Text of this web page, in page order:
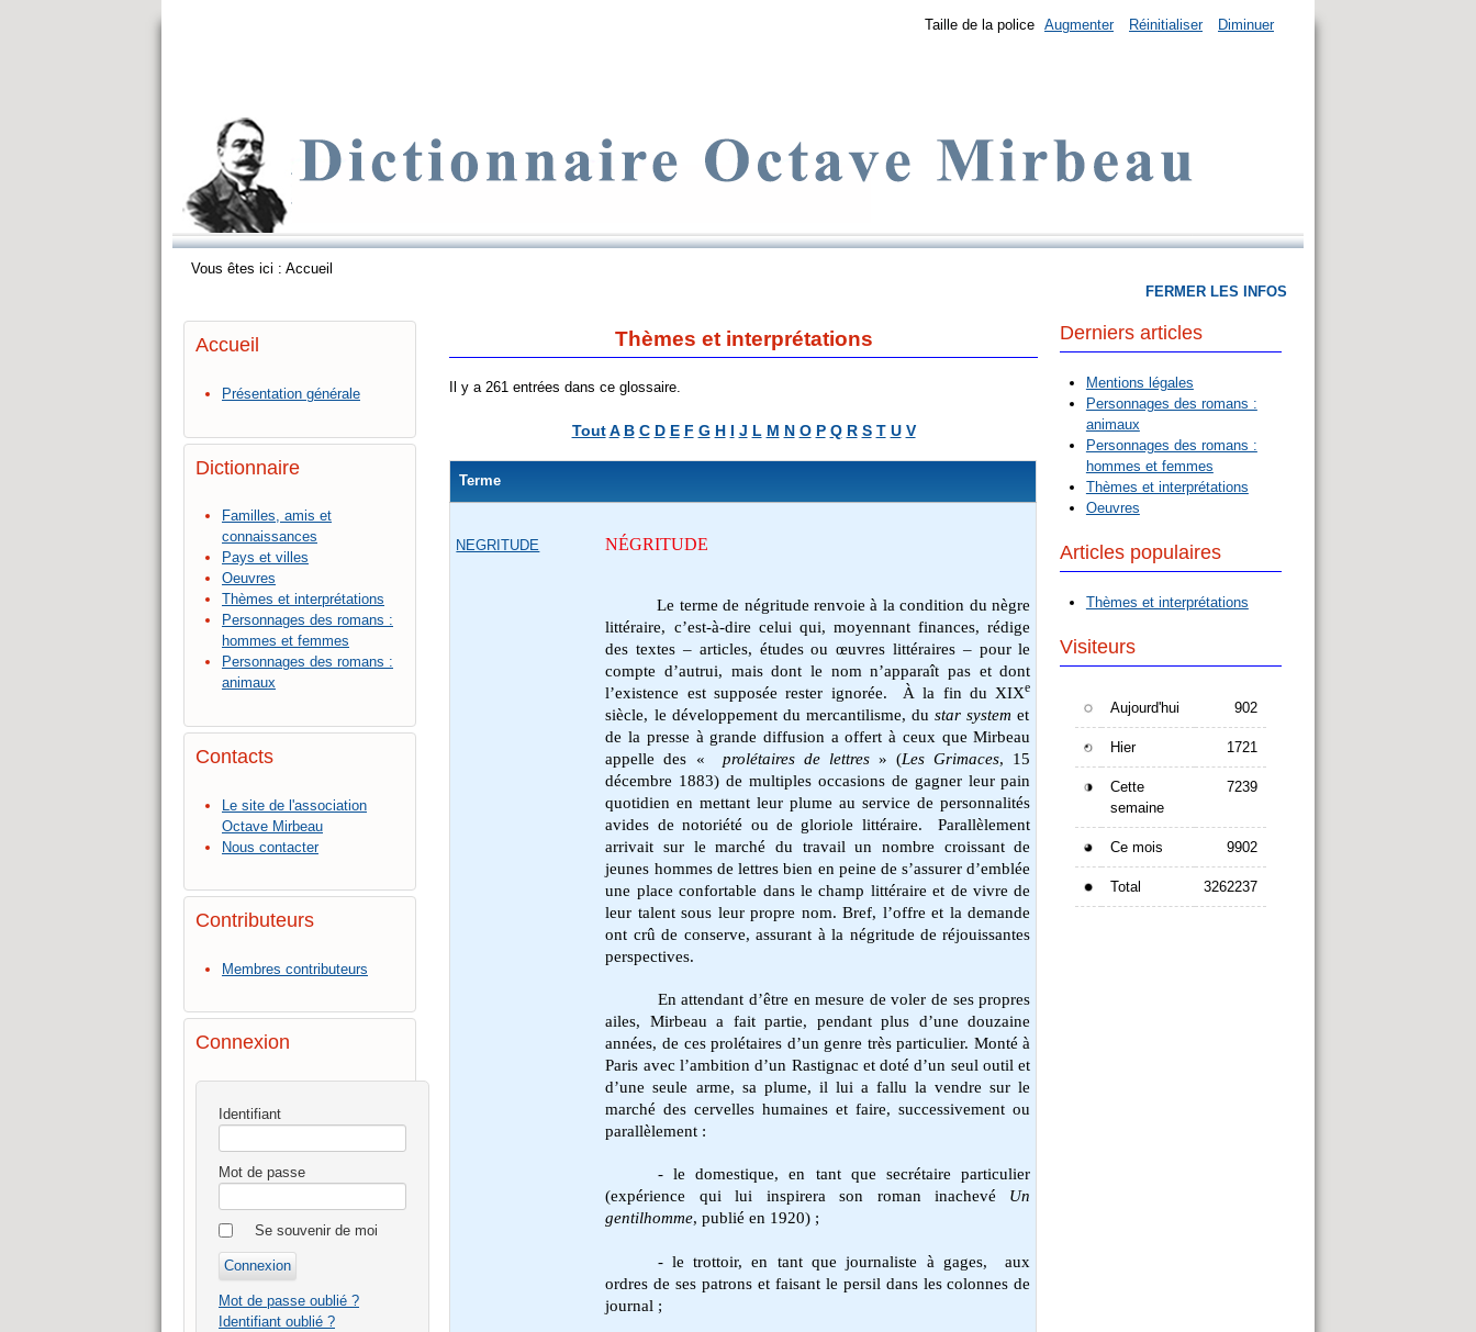
Taille de la police Augmenter Réinitialiser Diminuer
Vous êtes ici : Accueil
Accueil
Présentation générale
Dictionnaire
Familles, amis et
connaissances
Pays et villes
Oeuvres
Thèmes et interprétations
Personnages des romans :
hommes et femmes
Personnages des romans :
animaux
Contacts
Le site de l'association
Octave Mirbeau
Nous contacter
Contributeurs
Membres contributeurs
Connexion
Identifiant
Mot de passe
Se souvenir de moi
Mot de passe oublié ?
Identifiant oublié ?
Thèmes et interprétations
Il y a 261 entrées dans ce glossaire.
Tout A B C D E F G H I J L M N O P Q R S T U V
Terme
NEGRITUDE NÉGRITUDE
Le terme de négritude renvoie à la condition du nègre
littéraire, c’est-à-dire celui qui, moyennant finances, rédige
des textes – articles, études ou œuvres littéraires – pour le
compte d’autrui, mais dont le nom n’apparaît pas et dont
l’existence est supposée rester ignorée. À la fin du XIXe
siècle, le développement du mercantilisme, dustar system et
de la presse à grande diffusion a offert à ceux que Mirbeau
appelle des « prolétaires de lettres » (Les Grimaces, 15
décembre 1883) de multiples occasions de gagner leur pain
quotidien en mettant leur plume au service de personnalités
avides de notoriété ou de gloriole littéraire. Parallèlement
arrivait sur le marché du travail un nombre croissant de
jeunes hommes de lettres bien en peine de s’assurer d’emblée
une place confortable dans le champ littéraire et de vivre de
leur talent sous leur propre nom. Bref, l’offre et la demande
ont crû de conserve, assurant à la négritude de réjouissantes
perspectives.
En attendant d’être en mesure de voler de ses propres
ailes, Mirbeau a fait partie, pendant plus d’une douzaine
années, de ces prolétaires d’un genre très particulier. Monté à
Paris avec l’ambition d’un Rastignac et doté d’un seul outil et
d’une seule arme, sa plume, il lui a fallu la vendre sur le
marché des cervelles humaines et faire, successivement ou
parallèlement :
- le domestique, en tant que secrétaire particulier
(expérience qui lui inspirera son roman inachevé Un
gentilhomme, publié en 1920) ;
- le trottoir, en tant que journaliste à gages, aux
ordres de ses patrons et faisant le persil dans les colonnes de
journal ;
FERMER LES INFOS
Derniers articles
Mentions légales
Personnages des romans :
animaux
Personnages des romans :
hommes et femmes
Thèmes et interprétations
Oeuvres
Articles populaires
Thèmes et interprétations
Visiteurs
Aujourd'hui 902
Hier 1721
Cette
semaine
7239
Ce mois 9902
Total 3262237